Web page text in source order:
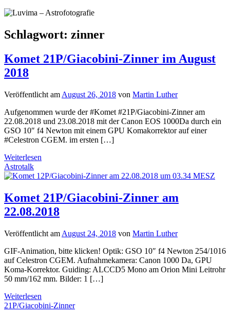
Schlagwort: zinner
Komet 21P/Giacobini-Zinner im August
2018
Veröffentlicht am August 26, 2018 von Martin Luther
Aufgenommen wurde der #Komet #21P/Giacobini-Zinner am
22.08.2018 und 23.08.2018 mit der Canon EOS 1000Da durch ein
GSO 10″ f4 Newton mit einem GPU Komakorrektor auf einer
#Celestron CGEM. im ersten […]
Weiterlesen
Astrotalk
Komet 21P/Giacobini-Zinner am
22.08.2018
Veröffentlicht am August 24, 2018 von Martin Luther
GIF-Animation, bitte klicken! Optik: GSO 10″ f4 Newton 254/1016
auf Celestron CGEM. Aufnahmekamera: Canon 1000 Da, GPU
Koma-Korrektor. Guiding: ALCCD5 Mono am Orion Mini Leitrohr
50 mm/162 mm. Bilder: 1 […]
Weiterlesen
21P/Giacobini-Zinner